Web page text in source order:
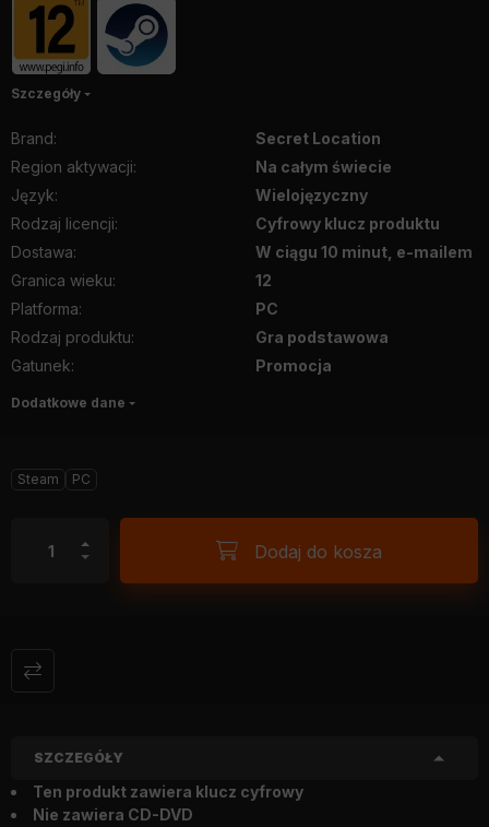
Szczegóły
Brand:
Secret Location
Region aktywacji:
Na całym świecie
Język:
Wielojęzyczny
Rodzaj licencji:
Cyfrowy klucz produktu
Dostawa:
W ciągu 10 minut, e-mailem
Granica wieku:
12
Platforma:
PC
Rodzaj produktu:
Gra podstawowa
Gatunek: Promocja
Dodatkowe dane
Steam PC
Dodaj do kosza
SZCZEGÓŁY
Ten produkt zawiera klucz cyfrowy
Nie zawiera CD-DVD